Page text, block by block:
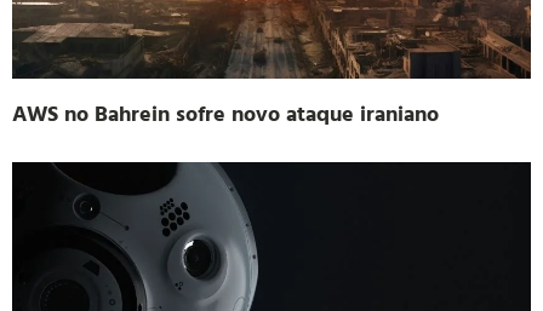
AWS no Bahrein sofre novo ataque iraniano